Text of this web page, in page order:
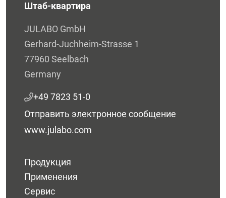
Штаб-квартира
JULABO GmbH
Gerhard-Juchheim-Strasse 1
77960 Seelbach
Germany
+49 7823 51-0
Отправить электронное сообщение
www.julabo.com
Продукция
Применения
Сервис